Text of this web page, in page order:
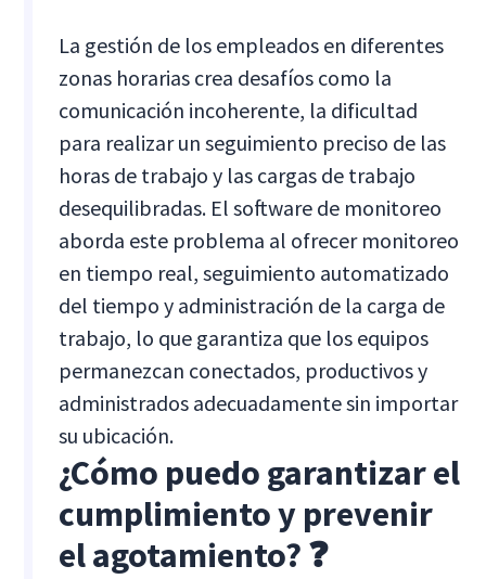
La gestión de los empleados en diferentes
zonas horarias crea desafíos como la
comunicación incoherente, la dificultad
para realizar un seguimiento preciso de las
horas de trabajo y las cargas de trabajo
desequilibradas. El software de monitoreo
aborda este problema al ofrecer monitoreo
en tiempo real, seguimiento automatizado
del tiempo y administración de la carga de
trabajo, lo que garantiza que los equipos
permanezcan conectados, productivos y
administrados adecuadamente sin importar
su ubicación.
¿Cómo puedo garantizar el
cumplimiento y prevenir
el agotamiento? ❓